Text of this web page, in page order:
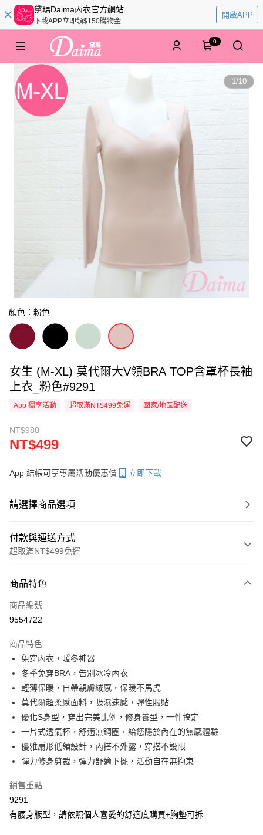
黛瑪Daima內衣官方網站
下載APP立即領$150購物金
開啟APP
0
1/10
顏色：粉色
女生 (M-XL) 莫代爾大V領BRA TOP含罩杯長袖
上衣_粉色#9291
App 獨享活動 超取滿NT$499免運 國家/地區配送
NT$980
NT$499
App 結帳可享專屬活動優惠價 立即下載
請選擇商品選項
付款與運送方式
超取滿NT$499免運
信用卡一次付款
超商取貨付款
Apple Pay
街口支付
悠遊付
全盈+PAY
大哥付你分期
相關說明
1.本服務由台灣大哥大提供，台灣大哥大用戶可立即使用無須另外申請。
2.付款方式選擇「大哥付你分期」，訂單成立後會自動跳轉到大哥付的交易
流程，驗證手機門號後，選擇欲分期的期數、繳款截止日，確認付款後即完
成交易。
AFTEE先享後付是「在收到商品之後才付款」的支付方式。 讓您購物簡單
Hami Point
商品特色
商品編號
9554722
商品特色
免穿內衣，暖冬神器
冬季免穿BRA，告別冰冷內衣
輕薄保暖，自帶親膚絨感，保暖不馬虎
莫代爾超柔感面料，吸濕速感，彈性服貼
優化S身型，穿出完美比例，修身養型，一件搞定
一片式透氣杯，舒適無鋼圈，給您隱於內在的無感體驗
優雅扇形低領設計，內搭不外露，穿搭不設限
彈力修身剪裁，彈力舒適下擺，活動自在無拘束
銷售重點
9291
有腰身版型，請依照個人喜愛的舒適度購買+胸墊可拆